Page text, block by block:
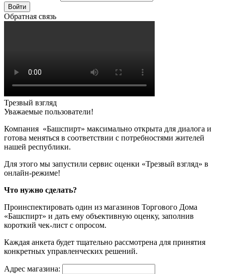
Войти
Обратная связь
Трезвый взгляд
Уважаемые пользователи!
Компания «Башспирт» максимально открыта для диалога и
готова меняться в соответствии с потребностями жителей
нашей республики.
Для этого мы запустили сервис оценки «Трезвый взгляд» в
онлайн-режиме!
Что нужно сделать?
Проинспектировать один из магазинов Торгового Дома
«Башспирт» и дать ему объективную оценку, заполнив
короткий чек-лист с опросом.
Каждая анкета будет тщательно рассмотрена для принятия
конкретных управленческих решений.
Адрес магазина: